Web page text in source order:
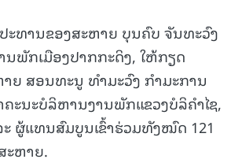
ະທານຂອງສະຫາຍ ບຸນຄົບ ຈັນທະວົງ
ນພັກເມືອງປາກກະດິງ, ໃຫ້ກຽດ
າຍ ສອນທະນູ ທໍາມະວົງ ກໍາມະການ
ະນະບໍລິຫານງານພັກແຂວງບໍລິຄຳໄຊ,
ຜູ້ແທນສົມບູນເຂົ້າຮ່ວມທັງໝົດ 121
ະຫາຍ.